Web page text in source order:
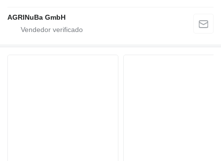
AGRINuBa GmbH